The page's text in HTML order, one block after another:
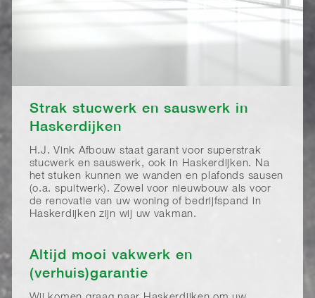
Strak stucwerk en sauswerk in
Haskerdijken
H.J. Vink Afbouw staat garant voor superstrak
stucwerk en sauswerk, ook in Haskerdijken. Na
het stuken kunnen we wanden en plafonds sausen
(o.a. spuitwerk). Zowel voor nieuwbouw als voor
de renovatie van uw woning of bedrijfspand in
Haskerdijken zijn wij uw vakman.
Altijd mooi vakwerk en
(verhuis)garantie